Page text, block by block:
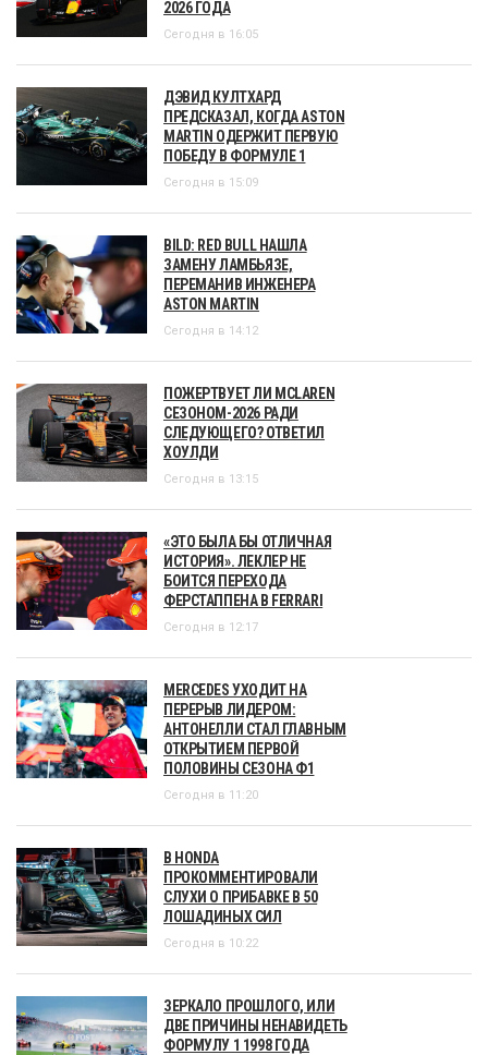
2026 ГОДА
Сегодня в 16:05
ДЭВИД КУЛТХАРД
ПРЕДСКАЗАЛ, КОГДА ASTON
MARTIN ОДЕРЖИТ ПЕРВУЮ
ПОБЕДУ В ФОРМУЛЕ 1
Сегодня в 15:09
BILD: RED BULL НАШЛА
ЗАМЕНУ ЛАМБЬЯЗЕ,
ПЕРЕМАНИВ ИНЖЕНЕРА
ASTON MARTIN
Сегодня в 14:12
ПОЖЕРТВУЕТ ЛИ MCLAREN
СЕЗОНОМ-2026 РАДИ
СЛЕДУЮЩЕГО? ОТВЕТИЛ
ХОУЛДИ
Сегодня в 13:15
«ЭТО БЫЛА БЫ ОТЛИЧНАЯ
ИСТОРИЯ». ЛЕКЛЕР НЕ
БОИТСЯ ПЕРЕХОДА
ФЕРСТАППЕНА В FERRARI
Сегодня в 12:17
MERCEDES УХОДИТ НА
ПЕРЕРЫВ ЛИДЕРОМ:
АНТОНЕЛЛИ СТАЛ ГЛАВНЫМ
ОТКРЫТИЕМ ПЕРВОЙ
ПОЛОВИНЫ СЕЗОНА Ф1
Сегодня в 11:20
В HONDA
ПРОКОММЕНТИРОВАЛИ
СЛУХИ О ПРИБАВКЕ В 50
ЛОШАДИНЫХ СИЛ
Сегодня в 10:22
ЗЕРКАЛО ПРОШЛОГО, ИЛИ
ДВЕ ПРИЧИНЫ НЕНАВИДЕТЬ
ФОРМУЛУ 1 1998 ГОДА